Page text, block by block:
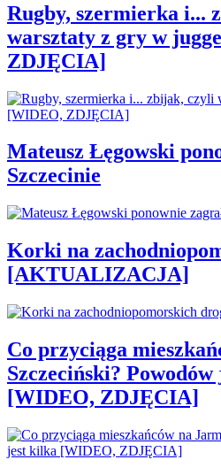
Rugby, szermierka i...
warsztaty z gry w
ZDJĘCIA]
Mateusz Łęgowski
Szczecinie
Korki na
[AKTUALIZACJA]
Co przyciąga
Szczeciński?
[WIDEO, ZDJĘCIA]